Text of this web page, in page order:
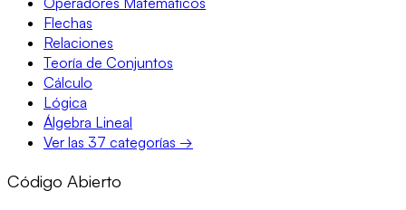
Flechas
Relaciones
Teoría de Conjuntos
Cálculo
Lógica
Álgebra Lineal
Ver las 37 categorías →
Código Abierto